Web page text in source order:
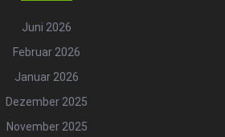
Juni 2026
Februar 2026
Januar 2026
Dezember 2025
November 2025